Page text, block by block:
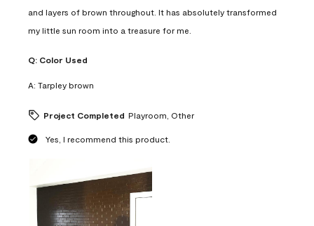
and layers of brown throughout. It has absolutely transformed
my little sun room into a treasure for me.
Q: Color Used
A: Tarpley brown
Project Completed Playroom, Other
Yes, I recommend this product.